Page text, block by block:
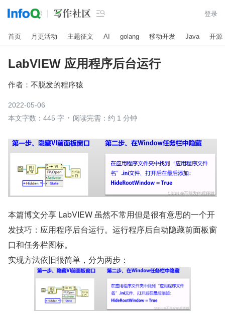
 登录
首页 月更活动 主题征文 AI golang 移动开发 Java 开源
LabVIEW 应用程序后台运行
作者： 不脱发的程序猿
2022-05-06
本文字数：445 字
阅读完需：约 1 分钟
本篇博文分享 LabVIEW 虽然不常用但是很有意思的一个开
发技巧：应用程序后台运行。运行程序后自动隐藏前面板窗
口和任务栏图标。
实现方法依旧很简单，分为两步：